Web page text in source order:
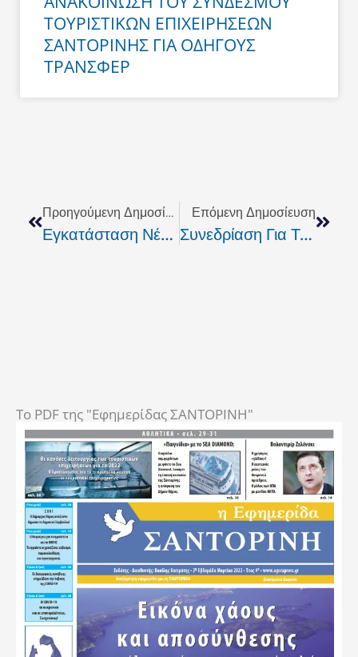
ΤΟΥΡΙΣΤΙΚΩΝ ΕΠΙΧΕΙΡΗΣΕΩΝ
ΣΑΝΤΟΡΙΝΗΣ ΓΙΑ ΟΔΗΓΟΥΣ
ΤΡΑΝΣΦΕΡ
Προηγούμενη Δημοσίευση
Εγκατάσταση Νέων Γεωργών Για Το Έτος 2009.
Επόμενη Δημοσίευση
Συνεδρίαση Για Την Αναθεώρηση Του Σωφρονιστικού Συστήματος Της Χώρας
To PDF της "Εφημερίδας ΣΑΝΤΟΡΙΝΗ"